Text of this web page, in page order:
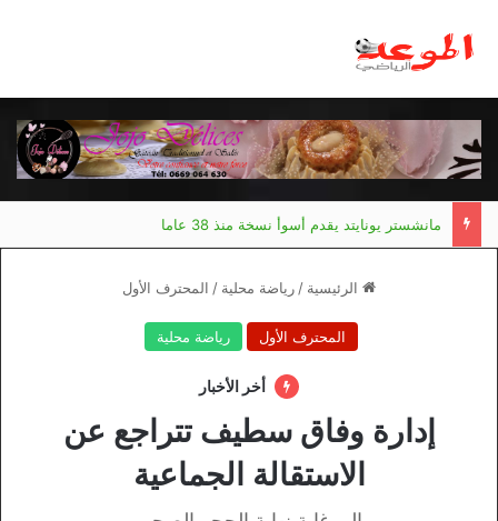
مانشستر يونايتد يقدم أسوأ نسخة منذ 38 عاما
الرئيسية /رياضة محلية / المحترف الأول
المحترف الأول رياضة محلية
أخر الأخبار
إدارة وفاق سطيف تتراجع عن
الاستقالة الجماعية